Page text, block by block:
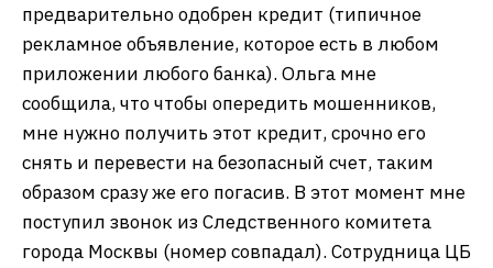
предварительно одобрен кредит (типичное
рекламное объявление, которое есть в любом
приложении любого банка). Ольга мне
сообщила, что чтобы опередить мошенников,
мне нужно получить этот кредит, срочно его
снять и перевести на безопасный счет, таким
образом сразу же его погасив. В этот момент мне
поступил звонок из Следственного комитета
города Москвы (номер совпадал). Сотрудница ЦБ